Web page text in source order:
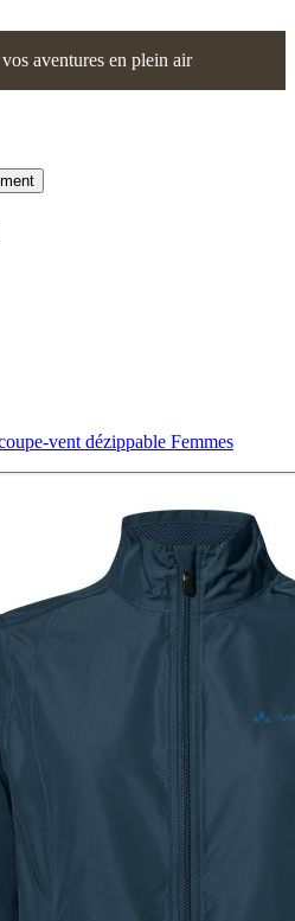
aventures en plein air
vent dézippable Femmes